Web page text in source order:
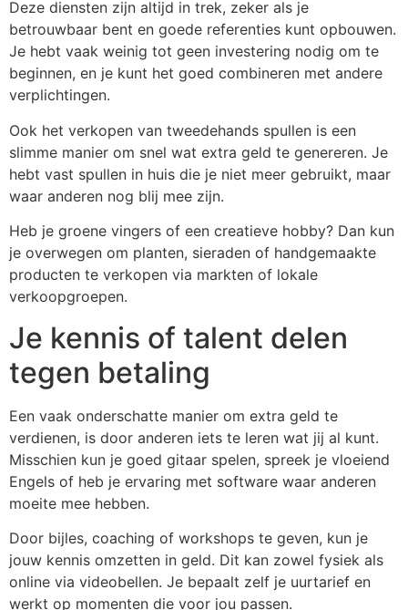
Deze diensten zijn altijd in trek, zeker als je
betrouwbaar bent en goede referenties kunt opbouwen.
Je hebt vaak weinig tot geen investering nodig om te
beginnen, en je kunt het goed combineren met andere
verplichtingen.
Ook het verkopen van tweedehands spullen is een
slimme manier om snel wat extra geld te genereren. Je
hebt vast spullen in huis die je niet meer gebruikt, maar
waar anderen nog blij mee zijn.
Heb je groene vingers of een creatieve hobby? Dan kun
je overwegen om planten, sieraden of handgemaakte
producten te verkopen via markten of lokale
verkoopgroepen.
Je kennis of talent delen
tegen betaling
Een vaak onderschatte manier om extra geld te
verdienen, is door anderen iets te leren wat jij al kunt.
Misschien kun je goed gitaar spelen, spreek je vloeiend
Engels of heb je ervaring met software waar anderen
moeite mee hebben.
Door bijles, coaching of workshops te geven, kun je
jouw kennis omzetten in geld. Dit kan zowel fysiek als
online via videobellen. Je bepaalt zelf je uurtarief en
werkt op momenten die voor jou passen.